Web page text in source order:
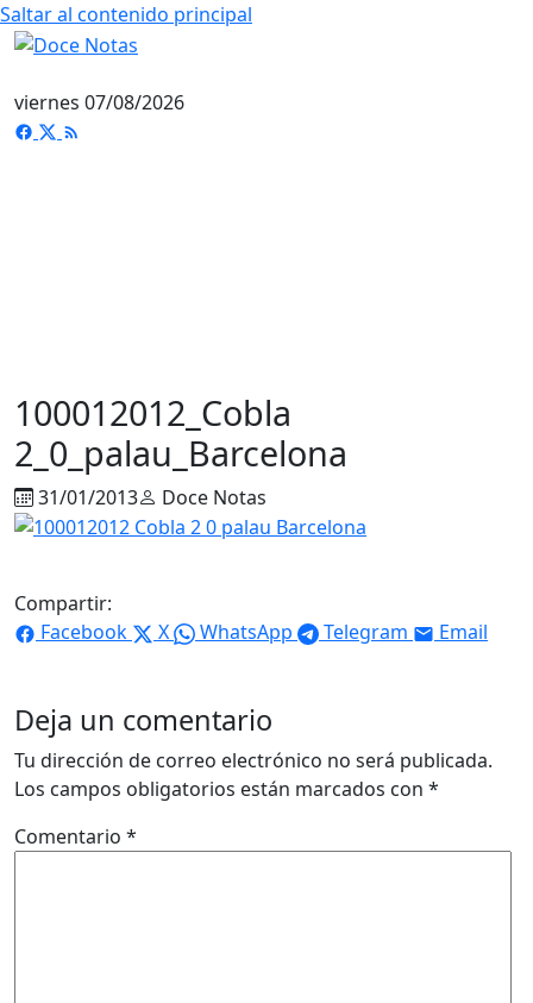
Saltar al contenido principal
viernes 07/08/2026
100012012_Cobla
2_0_palau_Barcelona
31/01/2013 Doce Notas
Compartir:
Facebook
X WhatsApp Telegram Email
Deja un comentario
Tu dirección de correo electrónico no será publicada.
Los campos obligatorios están marcados con *
Comentario *